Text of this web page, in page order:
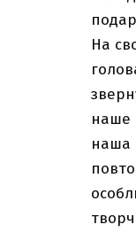
На
наше
наша